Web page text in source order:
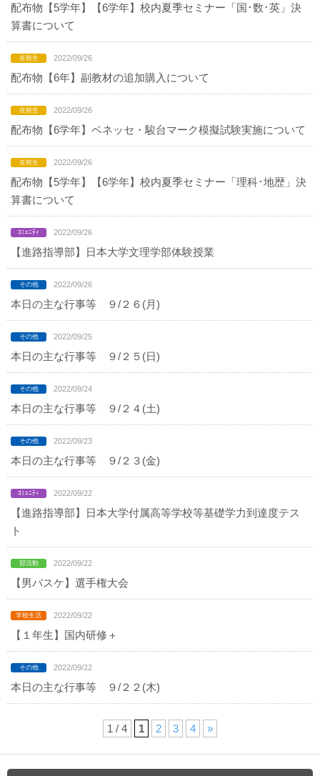
配布物【5学年】【6学年】校内夏季セミナー「国･数･英」決
算書について
2022/09/26
配布物【6年】副教材の追加購入について
2022/09/26
配布物【6学年】ベネッセ・駿台マーク模擬試験実施について
2022/09/26
配布物【5学年】【6学年】校内夏季セミナー「理科･地歴」決
算書について
2022/09/26
【進路指導部】日本大学文理学部体験授業
2022/09/26
本日の主な行事等 ９/２６(月)
2022/09/25
本日の主な行事等 ９/２５(日)
2022/09/24
本日の主な行事等 ９/２４(土)
2022/09/23
本日の主な行事等 ９/２３(金)
2022/09/22
【進路指導部】日本大学付属高等学校等基礎学力到達度テス
ト
2022/09/22
【男バスケ】選手権大会
2022/09/22
【１年生】国内研修＋
2022/09/22
本日の主な行事等 ９/２２(木)
1 / 4 1 2 3 4 »